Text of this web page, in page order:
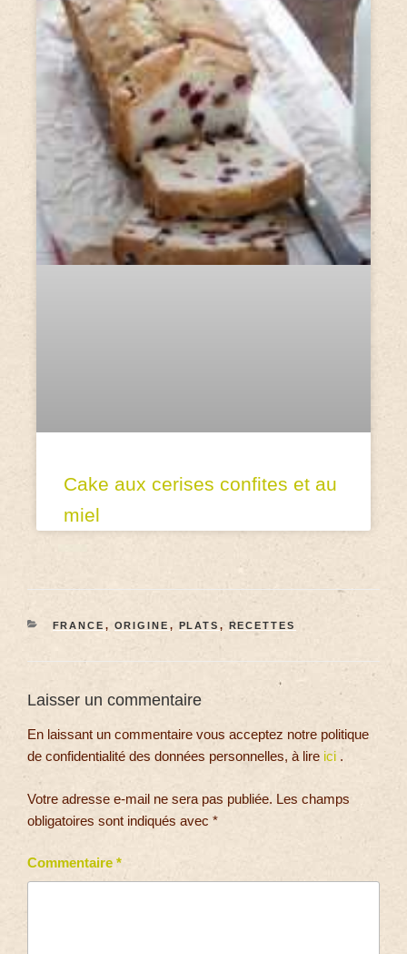
Cake aux cerises confites et au
miel
FRANCE , ORIGINE , PLATS , RECETTES
Laisser un commentaire
En laissant un commentaire vous acceptez notre politique
de confidentialité des données personnelles, à lire ici .
Votre adresse e-mail ne sera pas publiée. Les champs
obligatoires sont indiqués avec *
Commentaire *